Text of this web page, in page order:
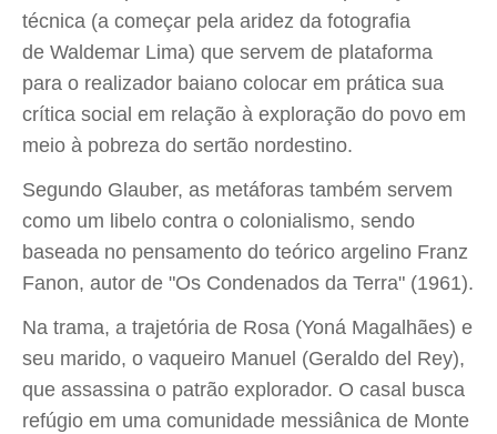
técnica (a começar pela aridez da fotografia
de Waldemar Lima) que servem de plataforma
para o realizador baiano colocar em prática sua
crítica social em relação à exploração do povo em
meio à pobreza do sertão nordestino.
Segundo Glauber, as metáforas também servem
como um libelo contra o colonialismo, sendo
baseada no pensamento do teórico argelino Franz
Fanon, autor de "Os Condenados da Terra" (1961).
Na trama, a trajetória de Rosa (Yoná Magalhães) e
seu marido, o vaqueiro Manuel (Geraldo del Rey),
que assassina o patrão explorador. O casal busca
refúgio em uma comunidade messiânica de Monte